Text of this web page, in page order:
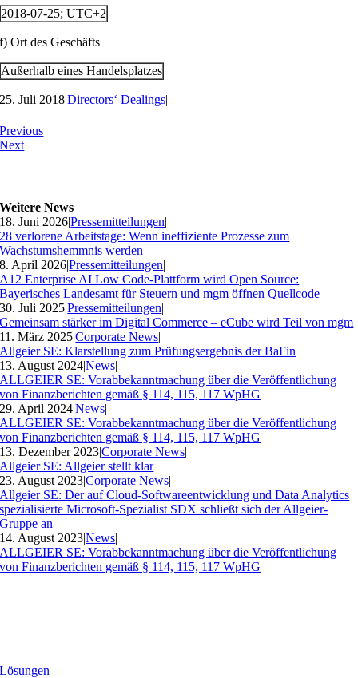
2018-07-25; UTC+2
f) Ort des Geschäfts
Außerhalb eines Handelsplatzes
25. Juli 2018|Directors‘ Dealings|
Previous
Next
Weitere News
18. Juni 2026|Pressemitteilungen|
28 verlorene Arbeitstage: Wenn ineffiziente Prozesse zum
Wachstumshemmnis werden
8. April 2026|Pressemitteilungen|
A12 Enterprise AI Low Code-Plattform wird Open Source:
Bayerisches Landesamt für Steuern und mgm öffnen Quellcode
30. Juli 2025|Pressemitteilungen|
Gemeinsam stärker im Digital Commerce – eCube wird Teil von mgm
11. März 2025|Corporate News|
Allgeier SE: Klarstellung zum Prüfungsergebnis der BaFin
13. August 2024|News|
ALLGEIER SE: Vorabbekanntmachung über die Veröffentlichung
von Finanzberichten gemäß § 114, 115, 117 WpHG
29. April 2024|News|
ALLGEIER SE: Vorabbekanntmachung über die Veröffentlichung
von Finanzberichten gemäß § 114, 115, 117 WpHG
13. Dezember 2023|Corporate News|
Allgeier SE: Allgeier stellt klar
23. August 2023|Corporate News|
Allgeier SE: Der auf Cloud-Softwareentwicklung und Data Analytics
spezialisierte Microsoft-Spezialist SDX schließt sich der Allgeier-
Gruppe an
14. August 2023|News|
ALLGEIER SE: Vorabbekanntmachung über die Veröffentlichung
von Finanzberichten gemäß § 114, 115, 117 WpHG
Lösungen